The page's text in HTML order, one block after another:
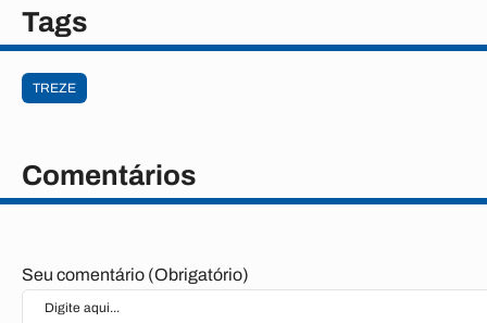
Tags
TREZE
Comentários
Seu comentário (Obrigatório)